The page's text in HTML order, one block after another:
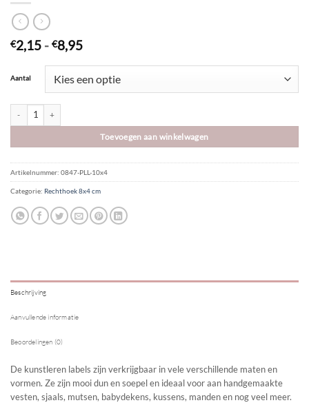
€2,15 - €8,95Prijsklasse:
tot
€8,95
Aantal
Kunstleer label | Rechthoek 8x4 cm | Beautiful life aantal
Toevoegen aan winkelwagen
Artikelnummer: 0847-PLL-10x4
Categorie: Rechthoek 8x4 cm
Beschrijving
Aanvullende informatie
Beoordelingen (0)
De kunstleren labels zijn verkrijgbaar in vele verschillende maten en
vormen. Ze zijn mooi dun en soepel en ideaal voor aan handgemaakte
vesten, sjaals, mutsen, babydekens, kussens, manden en nog veel meer.